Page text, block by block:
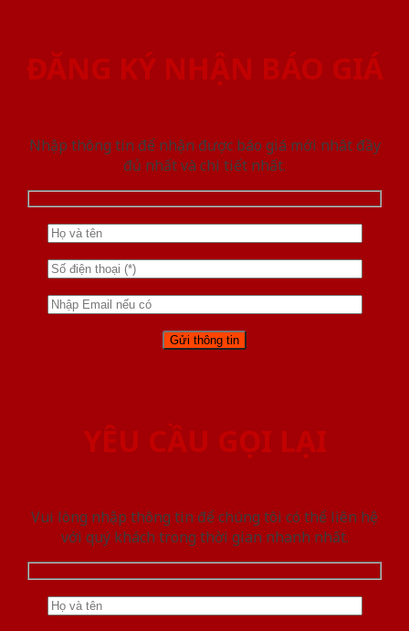
ĐĂNG KÝ NHẬN BÁO GIÁ
Nhập thông tin để nhận được báo giá mới nhât đầy
đủ nhất và chi tiết nhất.
YÊU CẦU GỌI LẠI
Vui lòng nhập thông tin để chúng tôi có thể liên hệ
với quý khách trong thời gian nhanh nhất.